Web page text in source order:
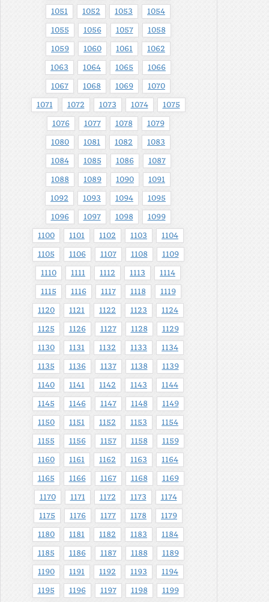
1051 1052 1053 1054
1055 1056 1057 1058
1059 1060 1061 1062
1063 1064 1065 1066
1067 1068 1069 1070
1071 1072 1073 1074 1075
1076 1077 1078 1079
1080 1081 1082 1083
1084 1085 1086 1087
1088 1089 1090 1091
1092 1093 1094 1095
1096 1097 1098 1099
1100 1101 1102 1103 1104
1105 1106 1107 1108 1109
1110 1111 1112 1113 1114
1115 1116 1117 1118 1119
1120 1121 1122 1123 1124
1125 1126 1127 1128 1129
1130 1131 1132 1133 1134
1135 1136 1137 1138 1139
1140 1141 1142 1143 1144
1145 1146 1147 1148 1149
1150 1151 1152 1153 1154
1155 1156 1157 1158 1159
1160 1161 1162 1163 1164
1165 1166 1167 1168 1169
1170 1171 1172 1173 1174
1175 1176 1177 1178 1179
1180 1181 1182 1183 1184
1185 1186 1187 1188 1189
1190 1191 1192 1193 1194
1195 1196 1197 1198 1199